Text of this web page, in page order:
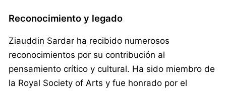
Reconocimiento y legado
Ziauddin Sardar ha recibido numerosos
reconocimientos por su contribución al
pensamiento crítico y cultural. Ha sido miembro de
la Royal Society of Arts y fue honrado por el